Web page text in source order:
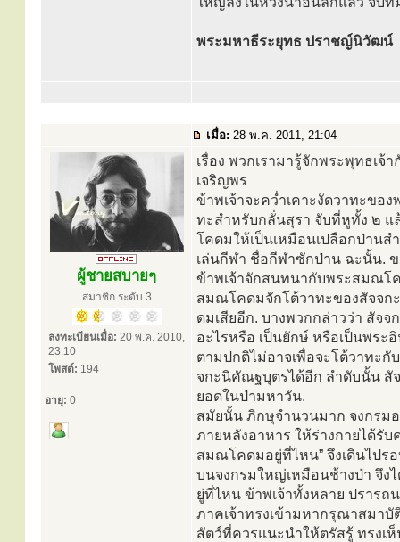
พระมหาธีระยุทธ ปราชญ์นิวัฒน์
เมื่อ: 28 พ.ค. 2011, 21:04
ผู้ชายสบายๆ
สมาชิก ระดับ 3
ลงทะเบียนเมื่อ: 20 พ.ค. 2010,
23:10
โพสต์: 194
อายุ: 0
เรื่อง พวกเรามารู้จักพระพุทธเ
เจริญพร
ข้าพเจ้าจะคว่ำเคาะงัดวาทะขอ
ทะสำหรับกลั่นสุรา จับที่หูทั้ง ๒ แ
โคดมให้เป็นเหมือนเปลือกป่าน
เล่นกีฬา ชื่อกีฬาซักป่าน ฉะนั้น. ข
ข้าพเจ้าจักสนทนากับพระสมณโค
สมณโคดมจักโต้วาทะของสัจจ
ดมเสียอีก. บางพวกกล่าวว่า สัจ
อะไรหรือ เป็นยักษ์ หรือเป็นพร
ตามปกติไม่อาจเพื่อจะโต้วาทะกั
จกะนิคัณฐบุตรได้อีก ลำดับนั้น สั
ยอดในป่ามหาวัน.
สมัยนั้น ภิกษุจำนวนมาก จงกรม
ภายหลังอาหาร ให้ร่างกายได้รั
สมณโคดมอยู่ที่ไหน” จึงเดินไปร
บนจงกรมใหญ่เหมือนช้างป่า จึงไ
ยู่ที่ไหน ข้าพเจ้าทั้งหลาย ปรารถ
ภาคเจ้าทรงเข้ามหากรุณาสมา
สัตว์ที่ควรแนะนำให้ตรัสรู้ ทรงเ